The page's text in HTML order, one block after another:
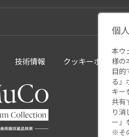
技術情報 クッキーポリシー
個
本ウ
様の
目的
る」
キー
共有
り消
ー 」
※そ